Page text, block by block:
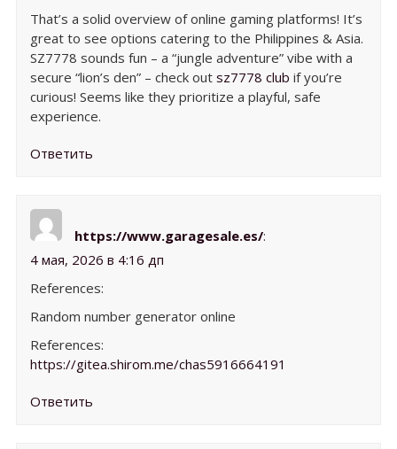
That’s a solid overview of online gaming platforms! It’s
great to see options catering to the Philippines & Asia.
SZ7778 sounds fun – a “jungle adventure” vibe with a
secure “lion’s den” – check out sz7778 club if you’re
curious! Seems like they prioritize a playful, safe
experience.
Ответить
https://www.garagesale.es/:
4 мая, 2026 в 4:16 дп
References:
Random number generator online
References:
https://gitea.shirom.me/chas5916664191
Ответить